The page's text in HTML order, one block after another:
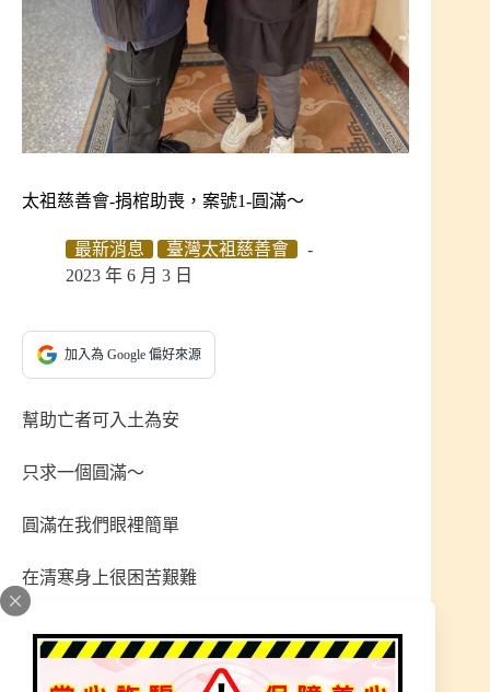
太祖慈善會-捐棺助喪，案號1-圓滿～
最新消息
臺灣太袓慈善會
2023 年 6 月 3 日
加入為 Google 偏好來源
幫助亡者可入土為安
只求一個圓滿～
圓滿在我們眼裡簡單
在清寒身上很困苦艱難
在太祖慈善會中